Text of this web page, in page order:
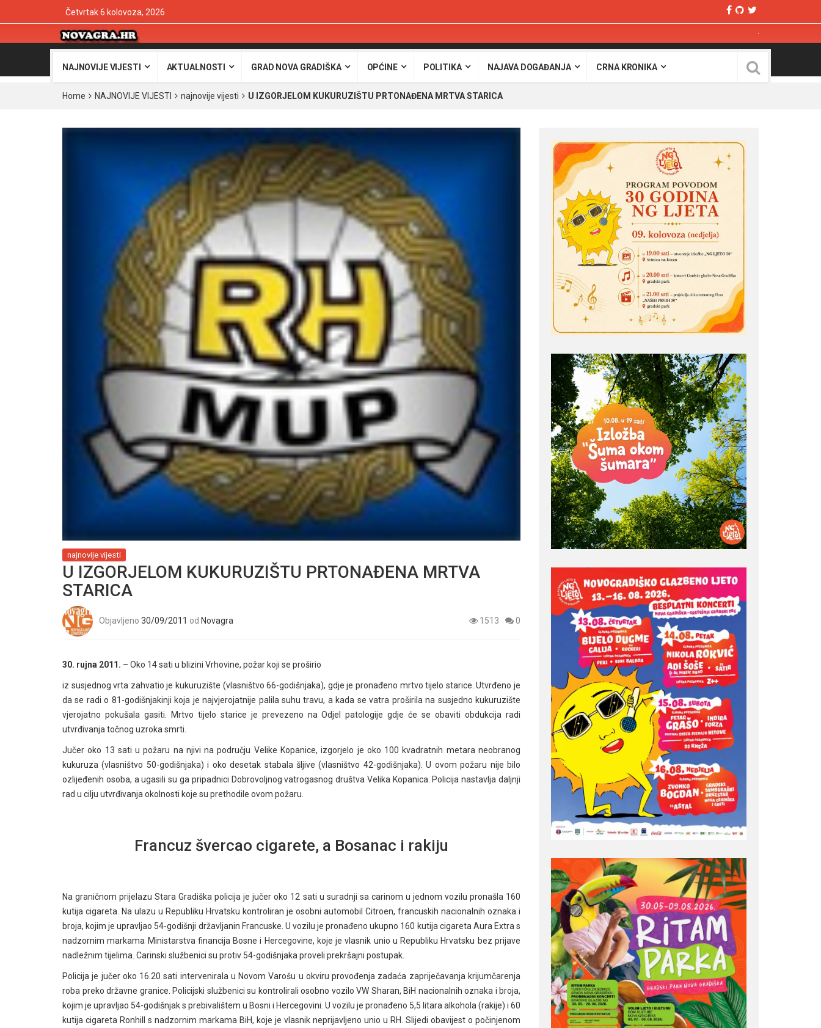
Četvrtak 6 kolovoza, 2026
NAJNOVIJE VIJESTI AKTUALNOSTI GRAD NOVA GRADIŠKA OPĆINE POLITIKA NAJAVA DOGAĐANJA CRNA KRONIKA
Home NAJNOVIJE VIJESTI najnovije vijesti U IZGORJELOM KUKURUZIŠTU PRTONAĐENA MRTVA STARICA
najnovije vijesti
U IZGORJELOM KUKURUZIŠTU PRTONAĐENA MRTVA
STARICA
Objavljeno 30/09/2011 od Novagra 1513 0
30. rujna 2011. – Oko 14 sati u blizini Vrhovine, požar koji se proširio
iz susjednog vrta zahvatio je kukuruzište (vlasništvo 66-godišnjaka), gdje je pronađeno mrtvo tijelo starice. Utvrđeno je
da se radi o 81-godišnjakinji koja je najvjerojatnije palila suhu travu, a kada se vatra proširila na susjedno kukuruzište
vjerojatno pokušala gasiti. Mrtvo tijelo starice je prevezeno na Odjel patologije gdje će se obaviti obdukcija radi
utvrđivanja točnog uzroka smrti.
Jučer oko 13 sati u požaru na njivi na području Velike Kopanice, izgorjelo je oko 100 kvadratnih metara neobranog
kukuruza (vlasništvo 50-godišnjaka) i oko desetak stabala šljive (vlasništvo 42-godišnjaka). U ovom požaru nije bilo
ozlijeđenih osoba, a ugasili su ga pripadnici Dobrovoljnog vatrogasnog društva Velika Kopanica. Policija nastavlja daljnji
rad u cilju utvrđivanja okolnosti koje su prethodile ovom požaru.
Francuz švercao cigarete, a Bosanac i rakiju
Na graničnom prijelazu Stara Gradiška policija je jučer oko 12 sati u suradnji sa carinom u jednom vozilu pronašla 160
kutija cigareta. Na ulazu u Republiku Hrvatsku kontroliran je osobni automobil Citroen, francuskih nacionalnih oznaka i
broja, kojim je upravljao 54-godišnji državljanin Francuske. U vozilu je pronađeno ukupno 160 kutija cigareta Aura Extra s
nadzornim markama Ministarstva financija Bosne i Hercegovine, koje je vlasnik unio u Republiku Hrvatsku bez prijave
nadležnim tijelima. Carinski službenici su protiv 54-godišnjaka proveli prekršajni postupak.
Policija je jučer oko 16.20 sati intervenirala u Novom Varošu u okviru provođenja zadaća zapriječavanja krijumčarenja
roba preko državne granice. Policijski službenici su kontrolirali osobno vozilo VW Sharan, BiH nacionalnih oznaka i broja,
kojim je upravljao 54-godišnjak s prebivalištem u Bosni i Hercegovini. U vozilu je pronađeno 5,5 litara alkohola (rakije) i 60
kutija cigareta Ronhill s nadzornim markama BiH, koje je vlasnik neprijavljeno unio u RH. Slijedi obavijest o počinjenom